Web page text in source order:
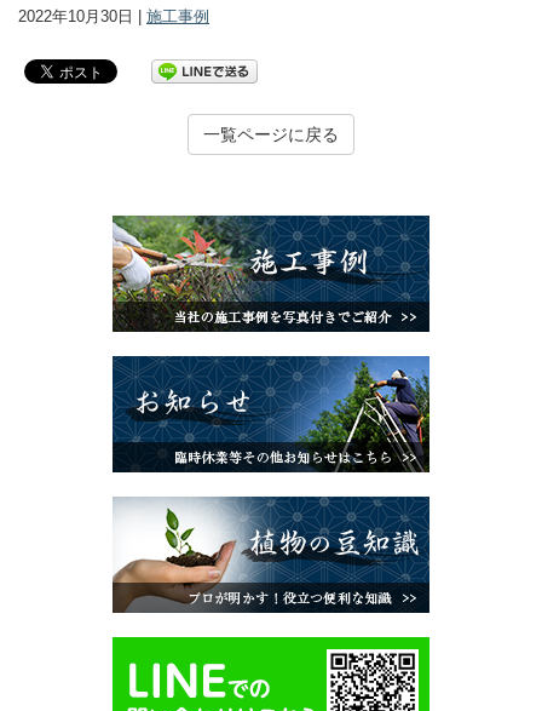
2022年10月30日 | 施工事例
一覧ページに戻る